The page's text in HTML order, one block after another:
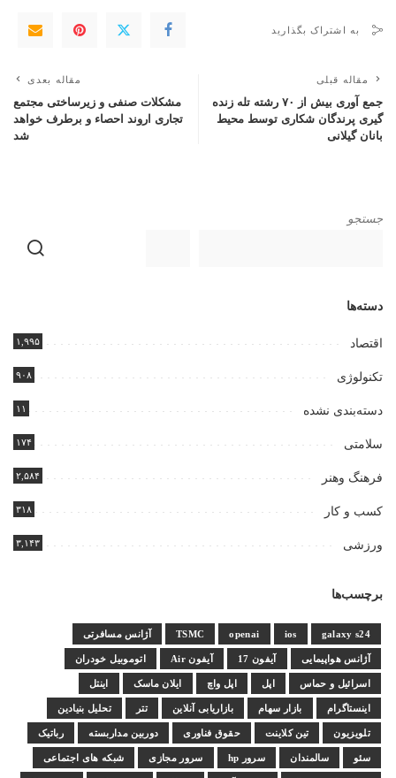
به اشتراک بگذارید
مقاله قبلی
جمع آوری بیش از ۷۰ رشته تله زنده
گیری پرندگان شکاری توسط محیط
بانان گیلانی
مقاله بعدی
مشکلات صنفی و زیرساختی مجتمع
تجاری اروند احصاء و برطرف خواهد
شد
جستجو
دسته‌ها
اقتصاد ۱,۹۹۵
تکنولوژی ۹۰۸
دسته‌بندی نشده ۱۱
سلامتی ۱۷۴
فرهنگ وهنر ۲,۵۸۴
کسب و کار ۳۱۸
ورزشی ۳,۱۴۳
برچسب‌ها
galaxy s24
ios
openai
TSMC آژانس مسافرتی
آژانس هواپیمایی آیفون 17 آیفون Air اتوموبیل خودران
اسرائیل و حماس اپل اپل واچ ایلان ماسک اینتل
اینستاگرام بازار سهام بازاریابی آنلاین تتر تحلیل بنیادین
تلویزیون تین کلاینت حقوق فناوری دوربین مداربسته رباتیک
سئو سالمندان سرور hp سرور مجازی شبکه های اجتماعی